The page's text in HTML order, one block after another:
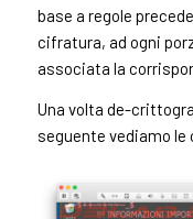
base a regole
cifratura, ad ogni
associata la
Una volta de-
seguente vediamo le